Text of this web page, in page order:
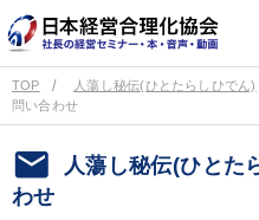
TOP 人蕩し秘伝(ひとたらしひでん)
問い合わせ
email
人蕩し秘伝(ひとた
わせ